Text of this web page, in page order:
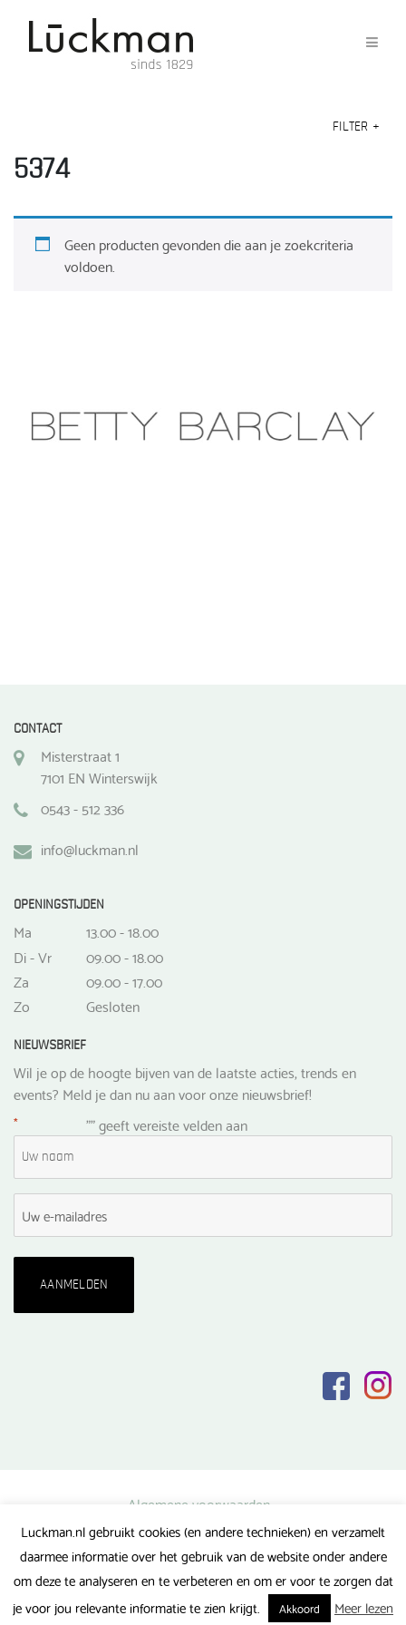
FILTER +
5374
Geen producten gevonden die aan je zoekcriteria
voldoen.
CONTACT
Misterstraat 1
7101 EN Winterswijk
0543 - 512 336
info@luckman.nl
OPENINGSTIJDEN
Ma
13.00 - 18.00
Di - Vr
09.00 - 18.00
Za
09.00 - 17.00
Zo
Gesloten
NIEUWSBRIEF
Wil je op de hoogte bijven van de laatste acties, trends en
events? Meld je dan nu aan voor onze nieuwsbrief!
"
* " geeft vereiste velden aan
Algemene voorwaarden
Privacy verklaring
Veel gestelde vragen
Luckman.nl gebruikt cookies (en andere technieken) en verzamelt
daarmee informatie over het gebruik van de website onder andere
om deze te analyseren en te verbeteren en om er voor te zorgen dat
je voor jou relevante informatie te zien krijgt.
Akkoord Meer lezen